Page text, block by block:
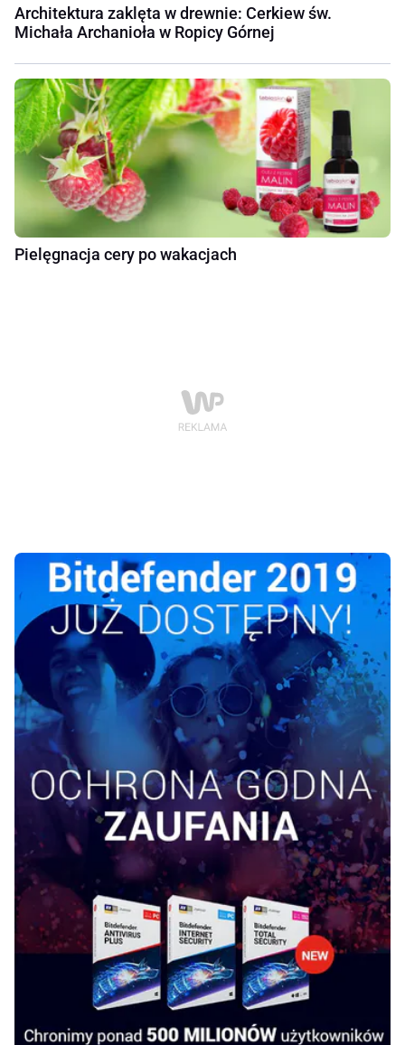
Architektura zaklęta w drewnie: Cerkiew św.
Michała Archanioła w Ropicy Górnej
Pielęgnacja cery po wakacjach